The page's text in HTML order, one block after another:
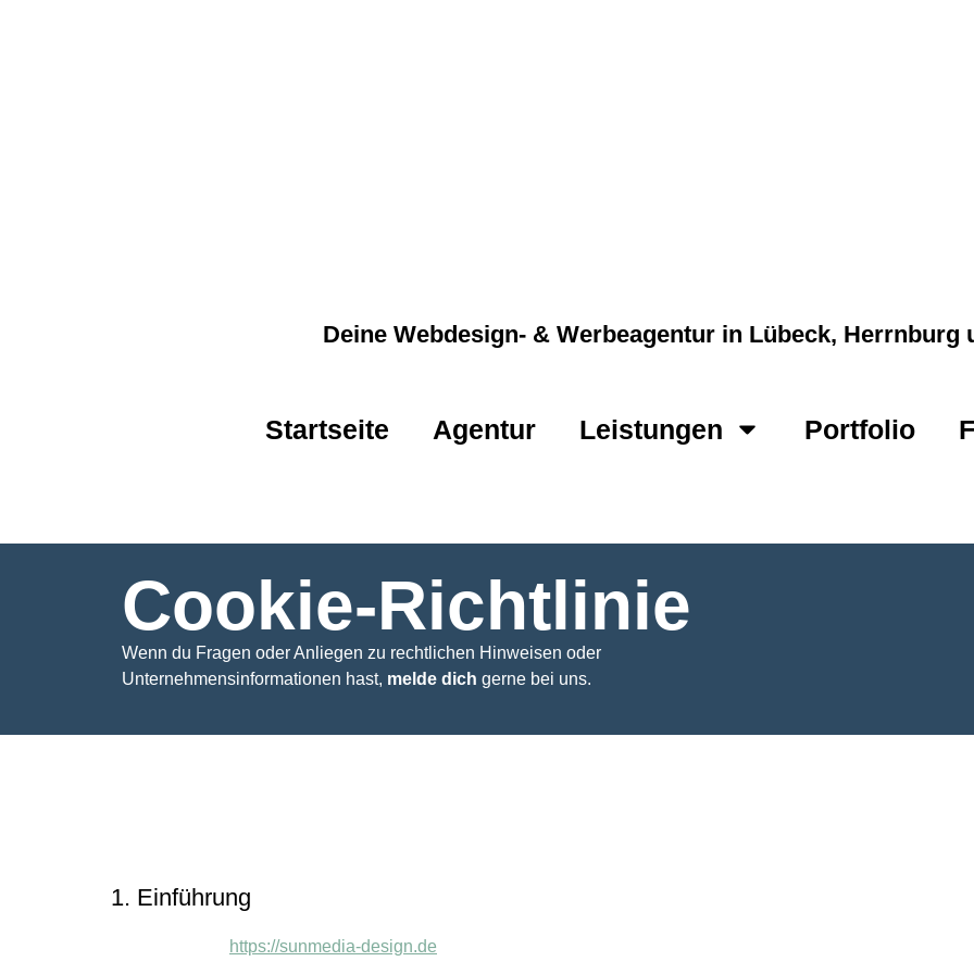
Deine Webdesign- & Werbeagentur in Lübeck, Herrnburg
Startseite Agentur Leistungen Portfolio
Cookie-Richtlinie
Wenn du Fragen oder Anliegen zu rechtlichen Hinweisen oder
Unternehmensinformationen hast, melde dich gerne bei uns.
1. Einführung
https://sunmedia-design.de